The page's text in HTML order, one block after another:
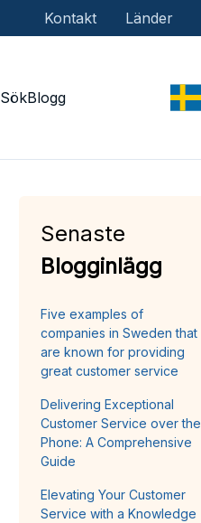
Kontakt Länder
SökBlogg
Senaste
Blogginlägg
Five examples of
companies in Sweden that
are known for providing
great customer service
Delivering Exceptional
Customer Service over the
Phone: A Comprehensive
Guide
Elevating Your Customer
Service with a Knowledge